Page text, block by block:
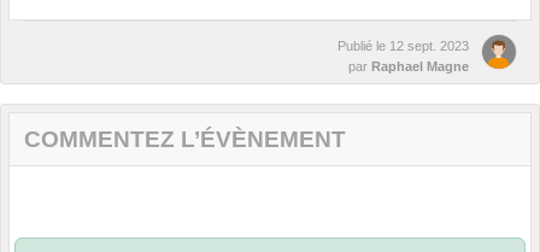
Publié le 12 sept. 2023
par Raphael Magne
COMMENTEZ L’ÉVÈNEMENT